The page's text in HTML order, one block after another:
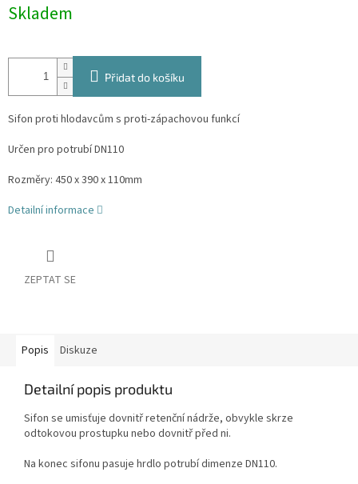
cena:
Skladem
Přidat do košíku
Sifon proti hlodavcům s proti-zápachovou funkcí
Určen pro potrubí DN110
Rozměry: 450 x 390 x 110mm
Detailní informace
ZEPTAT SE
Popis Diskuze
Detailní popis produktu
Sifon se umisťuje dovnitř retenční nádrže, obvykle skrze
odtokovou prostupku nebo dovnitř před ni.
Na konec sifonu pasuje hrdlo potrubí dimenze DN110.